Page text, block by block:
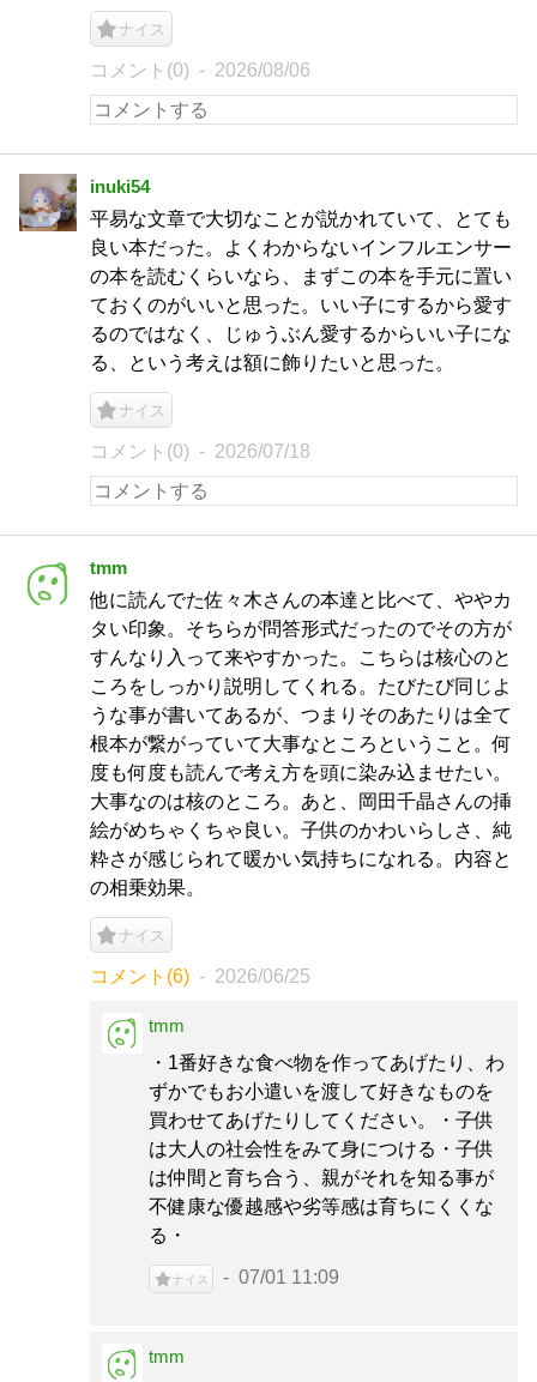
ナイス
コメント(0) 2026/08/06
inuki54
平易な文章で大切なことが説かれていて、とても
良い本だった。よくわからないインフルエンサー
の本を読むくらいなら、まずこの本を手元に置い
ておくのがいいと思った。いい子にするから愛す
るのではなく、じゅうぶん愛するからいい子にな
る、という考えは額に飾りたいと思った。
ナイス
コメント(0) 2026/07/18
tmm
他に読んでた佐々木さんの本達と比べて、ややカ
タい印象。そちらが問答形式だったのでその方が
すんなり入って来やすかった。こちらは核心のと
ころをしっかり説明してくれる。たびたび同じよ
うな事が書いてあるが、つまりそのあたりは全て
根本が繋がっていて大事なところということ。何
度も何度も読んで考え方を頭に染み込ませたい。
大事なのは核のところ。あと、岡田千晶さんの挿
絵がめちゃくちゃ良い。子供のかわいらしさ、純
粋さが感じられて暖かい気持ちになれる。内容と
の相乗効果。
ナイス
コメント(6) 2026/06/25
tmm
・1番好きな食べ物を作ってあげたり、わ
ずかでもお小遣いを渡して好きなものを
買わせてあげたりしてください。・子供
は大人の社会性をみて身につける・子供
は仲間と育ち合う、親がそれを知る事が
不健康な優越感や劣等感は育ちにくくな
る・
ナイス 07/01 11:09
tmm